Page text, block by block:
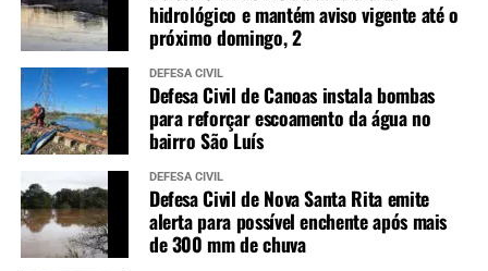
hidrológico e mantém aviso vigente até o
próximo domingo, 2
DEFESA CIVIL
Defesa Civil de Canoas instala bombas
para reforçar escoamento da água no
bairro São Luís
DEFESA CIVIL
Defesa Civil de Nova Santa Rita emite
alerta para possível enchente após mais
de 300 mm de chuva